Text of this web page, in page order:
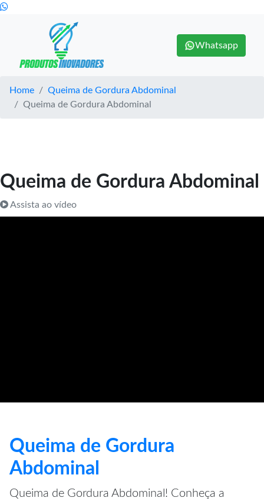
Whatsapp
Home
Queima de Gordura Abdominal
Queima de Gordura Abdominal
Queima de Gordura Abdominal
Assista ao vídeo
Queima de Gordura
Abdominal
Queima de Gordura Abdominal! Conheça a